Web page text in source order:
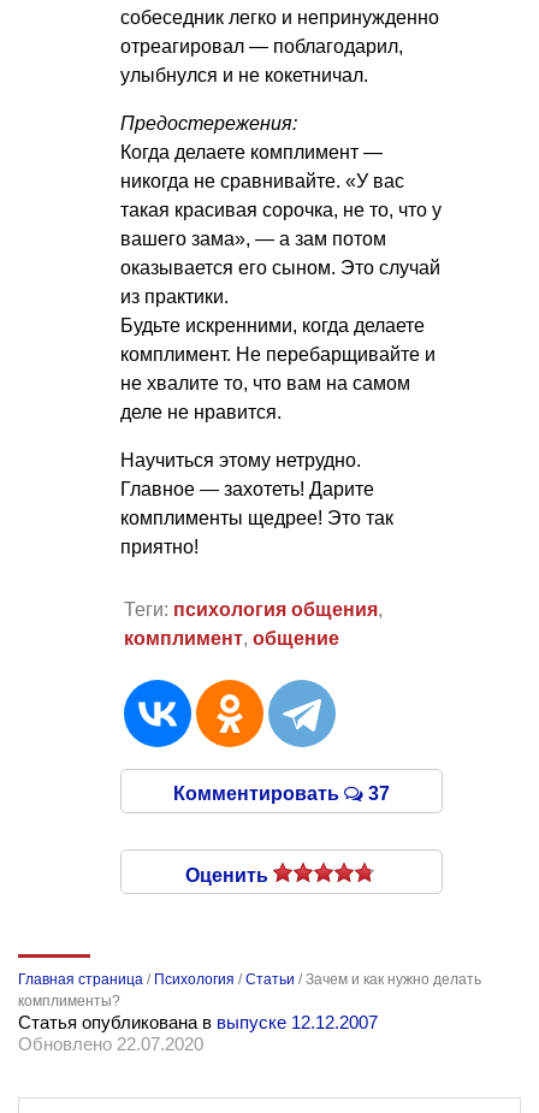
собеседник легко и непринужденно
отреагировал — поблагодарил,
улыбнулся и не кокетничал.
Предостережения:
Когда делаете комплимент —
никогда не сравнивайте. «У вас
такая красивая сорочка, не то, что у
вашего зама», — а зам потом
оказывается его сыном. Это случай
из практики.
Будьте искренними, когда делаете
комплимент. Не перебарщивайте и
не хвалите то, что вам на самом
деле не нравится.
Научиться этому нетрудно.
Главное — захотеть! Дарите
комплименты щедрее! Это так
приятно!
Теги: психология общения,
комплимент, общение
Комментировать 37
Оценить
Главная страница / Психология /Статьи /Зачем и как нужно делать
комплименты?
Статья опубликована в выпуске 12.12.2007
Обновлено 22.07.2020